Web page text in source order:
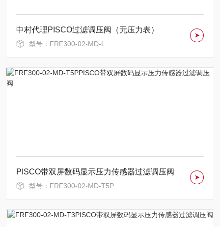
中村代理PISCO过滤调压阀（无压力表）
型号：FRF300-02-MD-L
PISCO带双屏数码显示压力传感器过滤调压阀
型号：FRF300-02-MD-T5P